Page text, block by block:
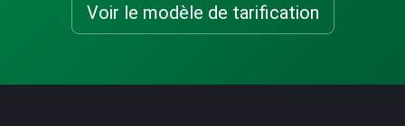
Voir le modèle de tarification